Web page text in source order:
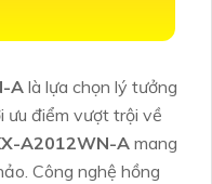
Alà lựa chọn lý tưởng
ưu điểm vượt trội về
A2012WN-A mang
Công nghệ hồng